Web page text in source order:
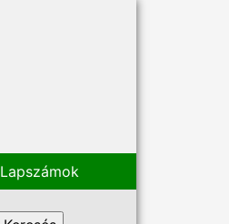
Lapszámok